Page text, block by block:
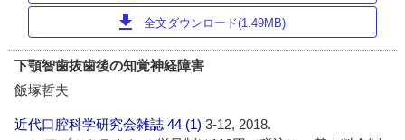
download 全文ダウンロード(1.49MB)
下顎智歯抜歯後の知覚神経障害
飯塚哲夫
近代口腔科学研究会雑誌 44 (1)3-12, 2018.